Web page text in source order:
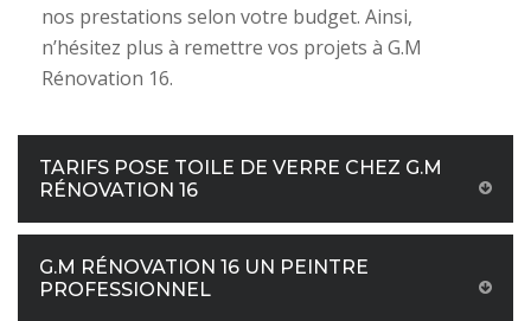
nos prestations selon votre budget. Ainsi,
n’hésitez plus à remettre vos projets à G.M
Rénovation 16.
TARIFS POSE TOILE DE VERRE CHEZ G.M
RÉNOVATION 16
G.M RÉNOVATION 16 UN PEINTRE
PROFESSIONNEL